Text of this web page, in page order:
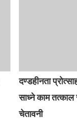
दण्डहीनता
साध्ने काम
चेतावनी